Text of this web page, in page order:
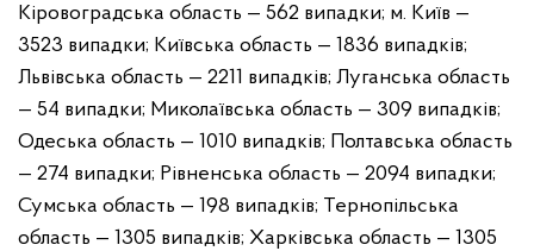
Кіровоградська область — 562 випадки; м. Київ —
3523 випадки; Київська область — 1836 випадків;
Львівська область — 2211 випадків; Луганська область
— 54 випадки; Миколаївська область — 309 випадків;
Одеська область — 1010 випадків; Полтавська область
— 274 випадки; Рівненська область — 2094 випадки;
Сумська область — 198 випадків; Тернопільська
область — 1305 випадків; Харківська область — 1305